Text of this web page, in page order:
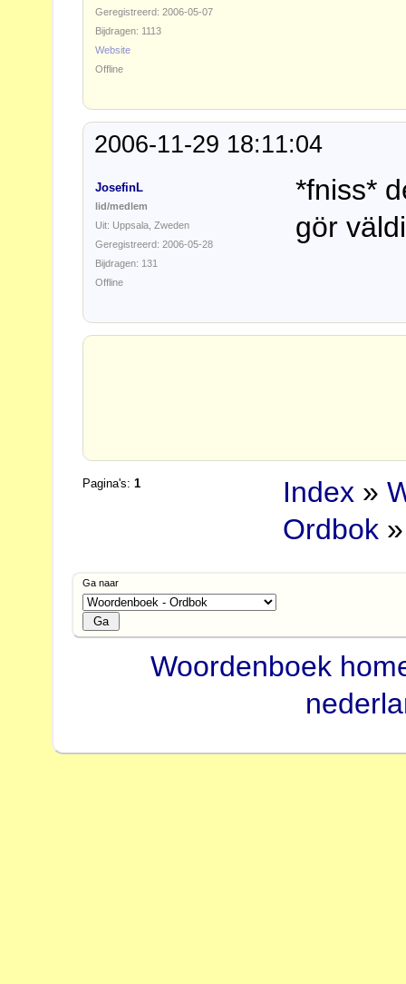
Geregistreerd: 2006-05-07
Bijdragen: 1113
Website
Offline
2006-11-29 18:11:04
JosefinL
lid/medlem
Uit: Uppsala, Zweden
Geregistreerd: 2006-05-28
Bijdragen: 131
*fniss*
gör
Offline
Pagina's:1 Index »
Ordbok
Ga naar
Woordenboek